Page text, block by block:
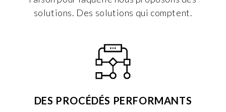
solutions. Des solutions qui comptent.
DES PROCÉDÉS PERFORMANTS